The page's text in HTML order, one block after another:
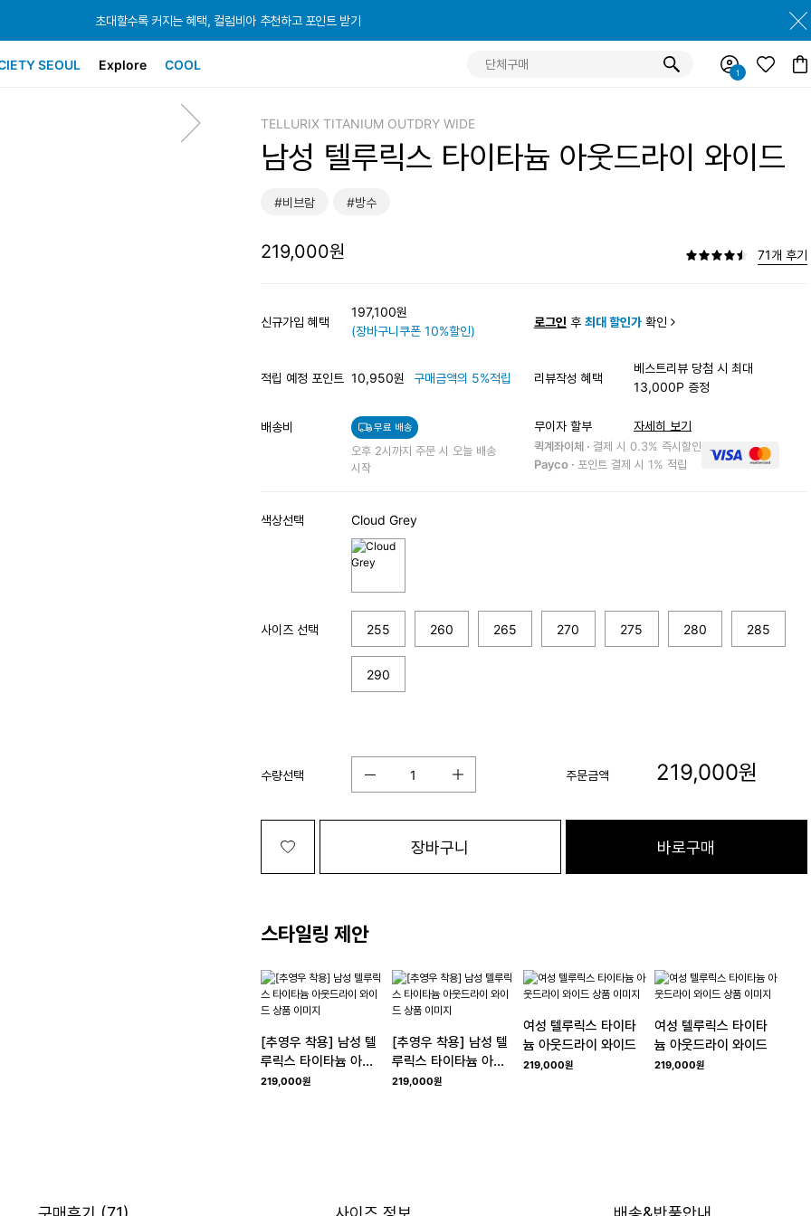
초대할수록 커지는 혜택, 컬럼비아 추천하고 포인트 받기
초대할수록 커지는 혜택, 컬럼비아 추천하고 포인트 받기
초대할수록 커지는 혜택, 컬럼비아 추천하고 포인트 받기
SEOUL Explore COOL
TELLURIX TITANIUM OUTDRY WIDE
남성 텔루릭스 타이타늄 아웃드라이 와이드
#비브람 #방수
219,000원 71개 후기
신규가입 혜택
197,100원
(장바구니쿠폰 10%할인)
로그인 후 최대 할인가확인
적립 예정 포인트 10,950원 구매금액의 5%적립 리뷰작성 혜택
베스트리뷰 당첨 시 최대
13,000P 증정
배송비 무료 배송
오후 2시까지 주문 시 오늘 배송
시작
무이자 할부 자세히 보기
퀵계좌이체 · 결제 시 0.3% 즉시할인
Payco · 포인트 결제 시 1% 적립
색상선택 Cloud Grey
사이즈 선택 255 260 265 270 275 280 285
290
수량선택 주문금액 219,000원
장바구니 바로구매
스타일링 제안
[추영우 착용] 남성 텔
루릭스 타이타늄 아웃
드라이 와이드
219,000원
[추영우 착용] 남성 텔
루릭스 타이타늄 아웃
드라이 와이드
219,000원
여성 텔루릭스 타이타
늄 아웃드라이 와이드
219,000원
여성 텔루릭스 타이타
늄 아웃드라이 와이드
219,000원